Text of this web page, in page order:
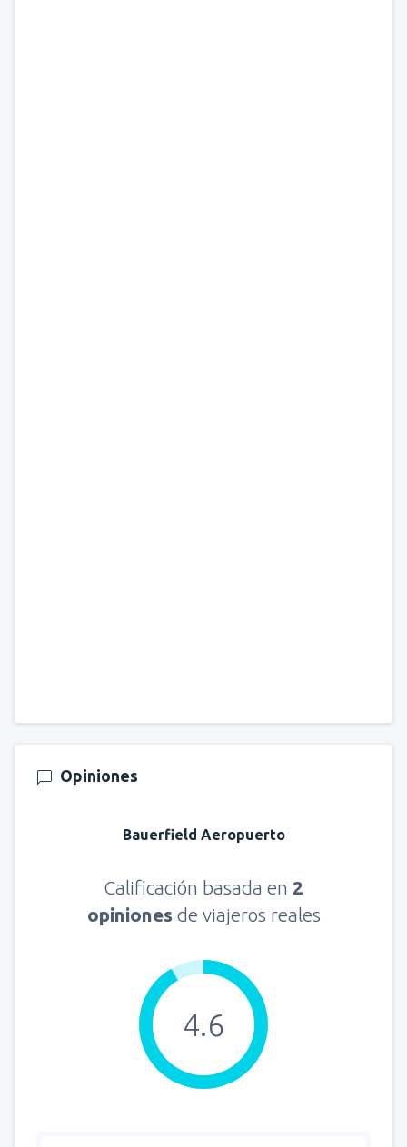
Opiniones
Bauerfield Aeropuerto
Calificación basada en 2
opiniones de viajeros reales
4.6